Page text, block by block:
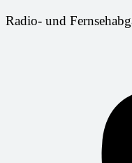
Radio- und